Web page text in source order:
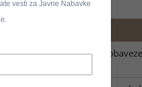
i iz člana 44. stav 3. za